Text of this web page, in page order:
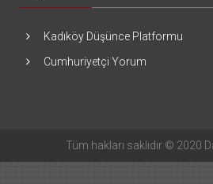
Kadıköy Düşünce Platformu
Cumhuriyetçi Yorum
Tüm hakları saklıdır © 2020